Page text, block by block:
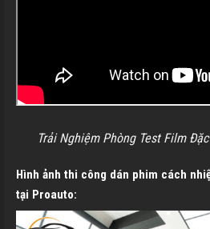
Trải Nghiệm Phòng Test Film
Hình ảnh thi công dán phim cách
tại Proauto: